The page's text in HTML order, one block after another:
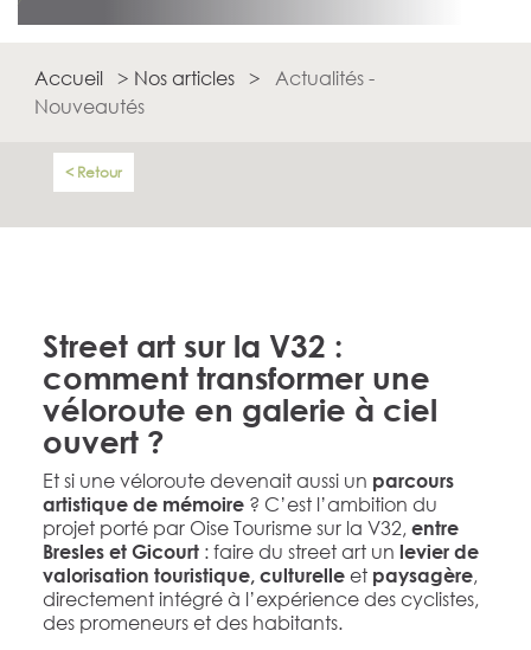
Accueil > Nos articles >
Actualités -
Nouveautés
Retour
Street art sur la V32 :
comment transformer une
véloroute en galerie à ciel
ouvert ?
Et si une véloroute devenait aussi un parcours
artistique de mémoire? C’est l’ambition du
projet porté par Oise Tourisme sur la V32, entre
Bresles et Gicourt: faire du street art un levier de
valorisation touristique, culturelleet paysagère,
directement intégré à l’expérience des cyclistes,
des promeneurs et des habitants.